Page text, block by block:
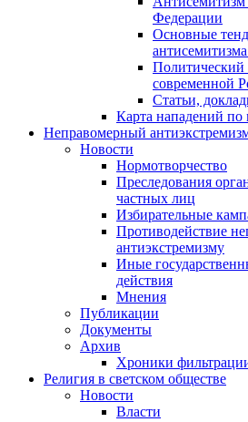
Федерации
Основные
Политический
современной
Статьи,
Карта нападений по
Неправомерный
Новости
Нормотворчество
Преследования
частных лиц
Избирательные
Противодействие
антиэкстремизму
Иные
действия
Мнения
Публикации
Документы
Архив
Хроники
Религия в светском обществе
Новости
Власти